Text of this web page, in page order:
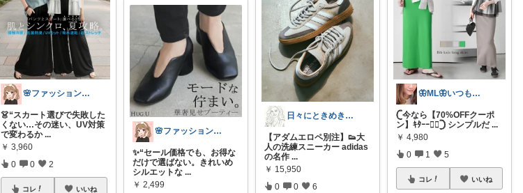
🌸ファッションハナコの可愛さラボ🌸
👗“スカート選びで失敗した
くない…その迷い、UV対策
で変わるか ...
￥ 3,960
0 0 2
コレ いいね
🌸ファッションハナコの可愛さラボ🌸
✨“セール価格でも、お得な
だけで選ばない。きれいめ
シルエットな ...
￥ 2,499
日々にときめきを♡小さなご褒美 編集室
【アダムエロペ別注】👟大
人の洗練スニーカー adidas
の名作 ...
￥ 15,950
0 0 6
🦋ML🦋いつもありがとう💓
𓊆今なら【70%OFFクーポ
ン】ｷﾀｰｰ❤️‍🔥𓊇 シンプルだ ...
￥ 4,980
0 1 5
コレ いいね